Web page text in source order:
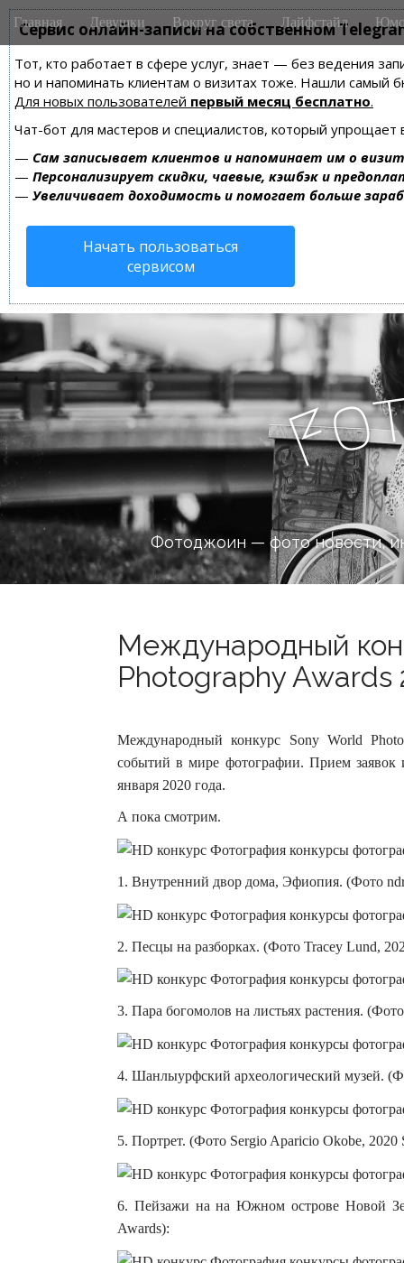
Сервис онлайн-записи на собственном
Тот, кто работает в сфере услуг, знает — без ведения
но и напоминать клиентам о визитах тоже. Нашли самый
Для новых пользователей первый месяц бесплатно.
Чат-бот для мастеров и специалистов, который упрощает
— Сам записывает клиентов и напоминает им о
— Персонализирует скидки, чаевые, кэшбэк и
— Увеличивает доходимость и помогает больше
Начать пользоваться
сервисом
M
a
n
m
e
n
u
i
Главная Девушки Вокруг света Лайфстайл
Fo
Фотоджоин — фото новости,
Международный
Photography Awards
Международный конкурс Sony World
событий в мире фотографии. Прием
января 2020 года.
А пока смотрим.
1. Внутренний двор дома, Эфиопия. (Фото
2. Песцы на разборках. (Фото Tracey Lund,
3. Пара богомолов на листьях растения.
4. Шанлыурфский археологический музей.
5. Портрет. (Фото Sergio Aparicio Okobe, 2020
6. Пейзажи на на Южном острове Новой
Awards):